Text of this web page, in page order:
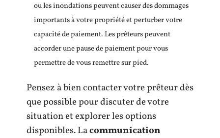
ou les inondations peuvent causer des dommages
importants à votre propriété et perturber votre
capacité de paiement. Les prêteurs peuvent
accorder une pause de paiement pour vous
permettre de vous remettre sur pied.
Pensez à bien contacter votre prêteur dès
que possible pour discuter de votre
situation et explorer les options
disponibles. Lacommunication